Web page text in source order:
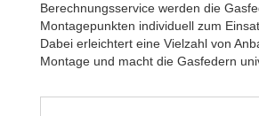
Berechnungsservice werden die
Montagepunkten individuell zum
Dabei erleichtert eine Vielzahl von
Montage und macht die Gasfedern